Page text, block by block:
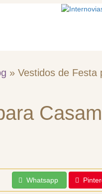
» Vestidos de Festa
Whatsapp